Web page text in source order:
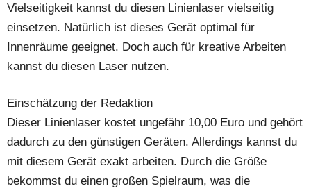
Vielseitigkeit kannst du diesen Linienlaser vielseitig
einsetzen. Natürlich ist dieses Gerät optimal für
Innenräume geeignet. Doch auch für kreative Arbeiten
kannst du diesen Laser nutzen.
Einschätzung der Redaktion
Dieser Linienlaser kostet ungefähr 10,00 Euro und gehört
dadurch zu den günstigen Geräten. Allerdings kannst du
mit diesem Gerät exakt arbeiten. Durch die Größe
bekommst du einen großen Spielraum, was die